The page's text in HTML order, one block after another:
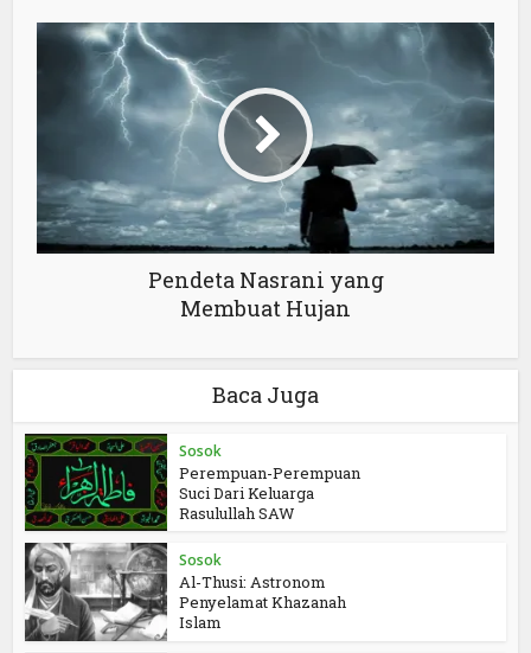
Pendeta Nasrani yang
Membuat Hujan
Baca Juga
Sosok
Perempuan-Perempuan
Suci Dari Keluarga
Rasulullah SAW
Sosok
Al-Thusi: Astronom
Penyelamat Khazanah
Islam